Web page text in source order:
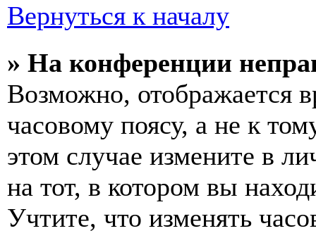
Вернуться к началу
» На конференции
Возможно, отображается
часовому поясу, а не к
этом случае измените в
на тот, в котором вы
Учтите, что изменять